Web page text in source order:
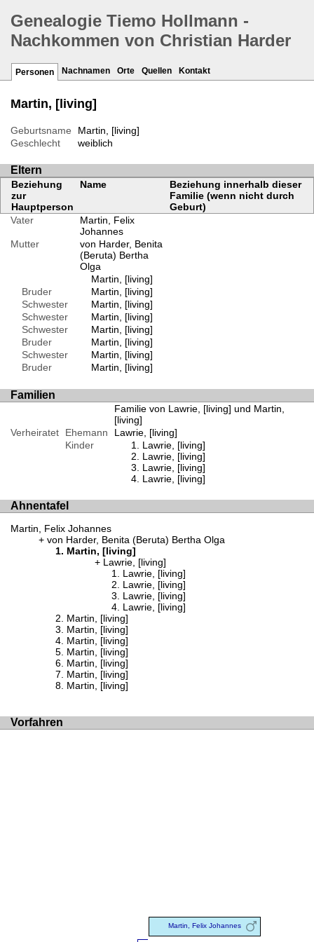
Genealogie Tiemo Hollmann -
Nachkommen von Christian Harder
Personen Nachnamen Orte Quellen Kontakt
Martin, [living]
Geburtsname
Martin, [living]
Geschlecht
weiblich
Eltern
Beziehung
zur
Hauptperson
Name
Beziehung innerhalb dieser
Familie (wenn nicht durch
Geburt)
Vater
Martin, Felix
Johannes
Mutter
von Harder, Benita
(Beruta) Bertha
Olga
Martin, [living]
Bruder
Martin, [living]
Schwester
Martin, [living]
Schwester
Martin, [living]
Schwester
Martin, [living]
Bruder
Martin, [living]
Schwester
Martin, [living]
Bruder
Martin, [living]
Familien
Familie von Lawrie, [living] und Martin,
[living]
Verheiratet
Ehemann
Lawrie, [living]
Kinder
Lawrie, [living]
Lawrie, [living]
Lawrie, [living]
Lawrie, [living]
Ahnentafel
Martin, Felix Johannes
von Harder, Benita (Beruta) Bertha Olga
Martin, [living]
Lawrie, [living]
Lawrie, [living]
Lawrie, [living]
Lawrie, [living]
Lawrie, [living]
Martin, [living]
Martin, [living]
Martin, [living]
Martin, [living]
Martin, [living]
Martin, [living]
Martin, [living]
Vorfahren
Martin, Felix Johannes